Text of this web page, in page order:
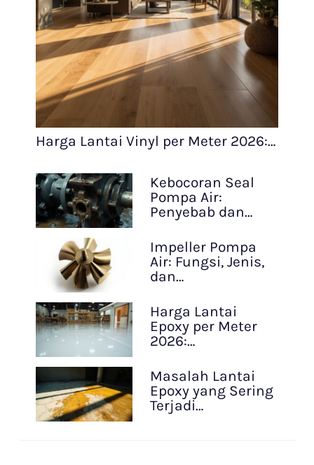
Harga Lantai Vinyl per Meter 2026:…
Kebocoran Seal
Pompa Air:
Penyebab dan…
Impeller Pompa
Air: Fungsi, Jenis,
dan…
Harga Lantai
Epoxy per Meter
2026:…
Masalah Lantai
Epoxy yang Sering
Terjadi…